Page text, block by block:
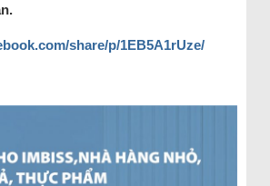
share/p/1EB5A1rUze/